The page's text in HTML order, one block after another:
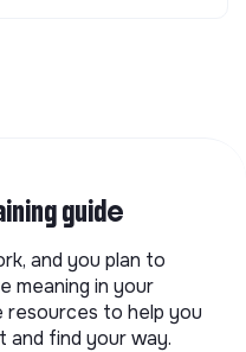
guide
and you plan to
meaning in your
to help you
and find your way.